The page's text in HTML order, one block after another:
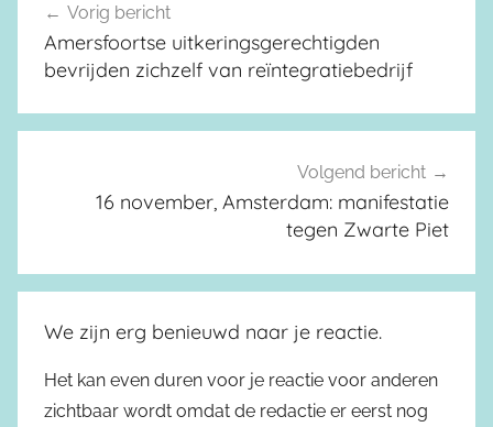
Berichtnavigatie
Vorig bericht
Amersfoortse uitkeringsgerechtigden
bevrijden zichzelf van reïntegratiebedrijf
Volgend bericht
16 november, Amsterdam: manifestatie
tegen Zwarte Piet
We zijn erg benieuwd naar je reactie.
Het kan even duren voor je reactie voor anderen
zichtbaar wordt omdat de redactie er eerst nog